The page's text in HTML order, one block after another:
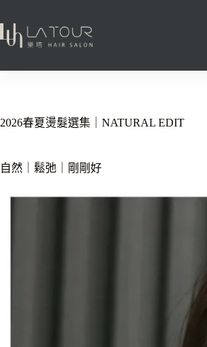
2026春夏燙髮選集｜NATURAL EDIT
自然｜鬆弛｜剛剛好